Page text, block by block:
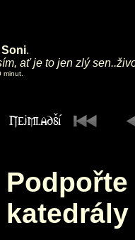
Soni.
ať je to jen zlý
katedrály